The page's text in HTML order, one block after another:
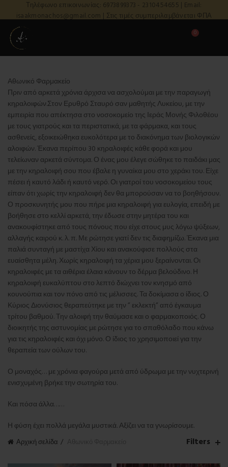
Τηλέφωνο επικοινωνίας: 6973899373 - 2310454655 | Email:
isaakmonachos@gmail.com | Στις τιμές συμπεριλαμβάνεται ΦΠΑ
0
Αθωνικό Φαρμακείο
Πριν από αρκετά χρόνια άρχισα να ασχολούμαι με την παραγωγή
κηραλοιφών.Στον Ερυθρό Σταυρό σαν μαθητής Λυκείου, με την
εμπειρία που απέκτησα στο νοσοκομείο της Ιεράς Μονής Φιλοθέου
με τους γιατρούς και τα περιστατικά, με τα φάρμακα, και τους
ασθενείς, εξοικειώθηκα ευκολότερα με το διακόνημα των βιολογικών
αλοιφών. Έκανα περίπου 30 κηραλοιφές κάθε φορά και μου
τελείωναν αρκετά σύντομα. Ο ένας μου έλεγε σώθηκε το παιδάκι μας
με την κηραλοιφή σου που έβαλε η γυναίκα μου στο χεράκι του. Είχε
πέσει ή καυτό λάδι ή καυτό νερό. Οι γιατροί του νοσοκομείου τους
είπαν ότι χωρίς την κηραλοιφή δεν θα μπορούσαν να το βοηθήσουν.
Ο προσκυνητής μου που πήρε μια κηραλοιφή για ευλογία, επειδή με
βοήθησε στο κελλί αρκετά, την έδωσε στην μητέρα του και
ανακουφίστηκε από τους πόνους που είχε στους μυς λόγω ψύξεων,
αλλαγής καιρού κ. λ. π. Με ρώτησε γιατί δεν τις διαφημίζω. Έκανα μια
παλιά συνταγή με μαστίχα Χίου και ανακούφισε πολλούς στα
ευαίσθητα μέλη. Χωρίς κηραλοιφή τα χέρια μου ξεραίνονται. Οι
κηραλοιφές με τα αιθέρια έλαια κάνουν το δέρμα βελούδινο. Η
κηραλοιφή ευκαλύπτου στο λεπτό διώχνει τον κνησμό από
κουνούπια και τον πόνο από τις μέλισσες. Τα δοκίμασα ο ίδιος. Ο
Κύριος Διονύσιος θεραπεύτηκε με την ” εκλεκτή” από έγκαυμα
τρίτου βαθμού. Την αλοιφή την θαύμασε και ο φαρμακοποιός. Ο
διοικητής της αστυνομίας με ρώτησε για το σπαθόλαδο που κάνω
για τις κηραλοιφές και όχι μόνο. Ο ίδιος το χρησιμοποιεί για την
θεραπεία των ούλων του.
Ο μοναχός… με χρόνια φαγούρα μετά από ύδρωμα με την νυχτερινή
ενισχυμένη βρήκε την σωτηρία του.
Και πόσα άλλα……
Η φύση έχει πολλά μεγάλα μυστικά. Αξίζει να τα γνωρίσουμε.
Αρχική σελίδα Filters